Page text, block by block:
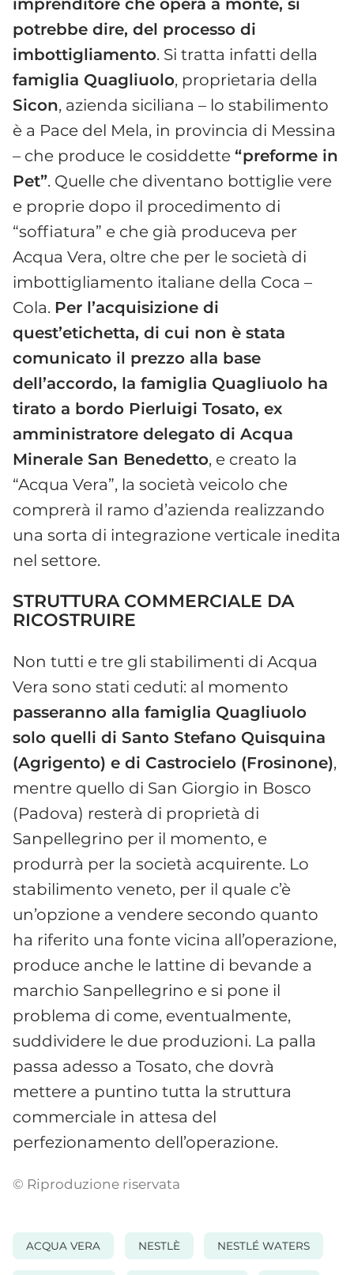
potrebbe dire, del processo di
imbottigliamento. Si tratta infatti della
famiglia Quagliuolo, proprietaria della
Sicon, azienda siciliana – lo stabilimento
è a Pace del Mela, in provincia di Messina
– che produce le cosiddette “preforme in
Pet”. Quelle che diventano bottiglie vere
e proprie dopo il procedimento di
“soffiatura” e che già produceva per
Acqua Vera, oltre che per le società di
imbottigliamento italiane della Coca –
Cola. Per l’acquisizione di
quest’etichetta, di cui non è stata
comunicato il prezzo alla base
dell’accordo, la famiglia Quagliuolo ha
tirato a bordo Pierluigi Tosato, ex
amministratore delegato di Acqua
Minerale San Benedetto, e creato la
“Acqua Vera”, la società veicolo che
comprerà il ramo d’azienda realizzando
una sorta di integrazione verticale inedita
nel settore.
STRUTTURA COMMERCIALE DA
RICOSTRUIRE
Non tutti e tre gli stabilimenti di Acqua
Vera sono stati ceduti: al momento
passeranno alla famiglia Quagliuolo
solo quelli di Santo Stefano Quisquina
(Agrigento) e di Castrocielo (Frosinone),
mentre quello di San Giorgio in Bosco
(Padova) resterà di proprietà di
Sanpellegrino per il momento, e
produrrà per la società acquirente. Lo
stabilimento veneto, per il quale c’è
un’opzione a vendere secondo quanto
ha riferito una fonte vicina all’operazione,
produce anche le lattine di bevande a
marchio Sanpellegrino e si pone il
problema di come, eventualmente,
suddividere le due produzioni. La palla
passa adesso a Tosato, che dovrà
mettere a puntino tutta la struttura
commerciale in attesa del
perfezionamento dell’operazione.
© Riproduzione riservata
ACQUA VERA NESTLÈ NESTLÉ WATERS